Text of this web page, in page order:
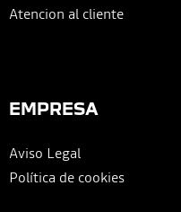
Atencion al cliente
EMPRESA
Aviso Legal
Política de cookies